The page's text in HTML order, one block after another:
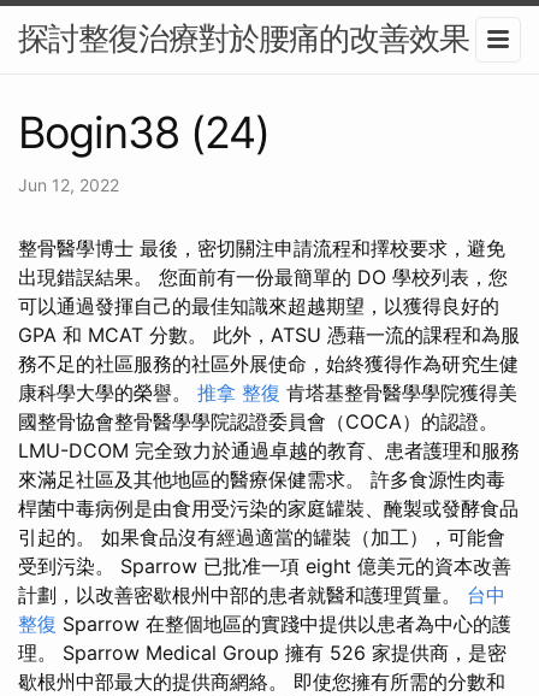
探討整復治療對於腰痛的改善效果
Bogin38 (24)
Jun 12, 2022
整骨醫學博士 最後，密切關注申請流程和擇校要求，避免
出現錯誤結果。 您面前有一份最簡單的 DO 學校列表，您
可以通過發揮自己的最佳知識來超越期望，以獲得良好的
GPA 和 MCAT 分數。 此外，ATSU 憑藉一流的課程和為服
務不足的社區服務的社區外展使命，始終獲得作為研究生健
康科學大學的榮譽。 推拿 整復 肯塔基整骨醫學學院獲得美
國整骨協會整骨醫學學院認證委員會（COCA）的認證。
LMU-DCOM 完全致力於通過卓越的教育、患者護理和服務
來滿足社區及其他地區的醫療保健需求。 許多食源性肉毒
桿菌中毒病例是由食用受污染的家庭罐裝、醃製或發酵食品
引起的。 如果食品沒有經過適當的罐裝（加工），可能會
受到污染。 Sparrow 已批准一項 eight 億美元的資本改善
計劃，以改善密歇根州中部的患者就醫和護理質量。 台中
整復 Sparrow 在整個地區的實踐中提供以患者為中心的護
理。 Sparrow Medical Group 擁有 526 家提供商，是密
歇根州中部最大的提供商網絡。 即使您擁有所需的分數和